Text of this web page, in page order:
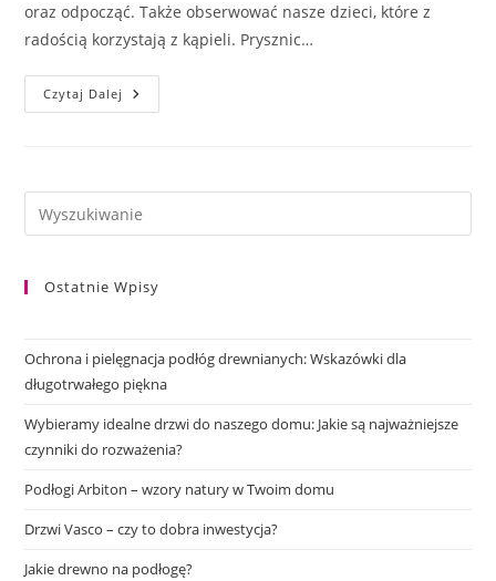
oraz odpocząć. Także obserwować nasze dzieci, które z
radością korzystają z kąpieli. Prysznic…
Czytaj Dalej Podłoga
Do
Ostatnie Wpisy
Ochrona i pielęgnacja podłóg drewnianych: Wskazówki dla
długotrwałego piękna
Wybieramy idealne drzwi do naszego domu: Jakie są najważniejsze
czynniki do rozważenia?
Podłogi Arbiton – wzory natury w Twoim domu
Drzwi Vasco – czy to dobra inwestycja?
Jakie drewno na podłogę?